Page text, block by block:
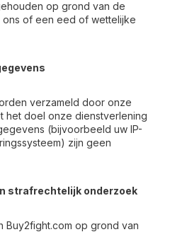
op grond van de
of een eed of wettelijke
verzameld door onze
het doel onze dienstverlening
(bijvoorbeeld uw IP-
zijn geen
strafrechtelijk onderzoek
Buy2fight.com op grond van